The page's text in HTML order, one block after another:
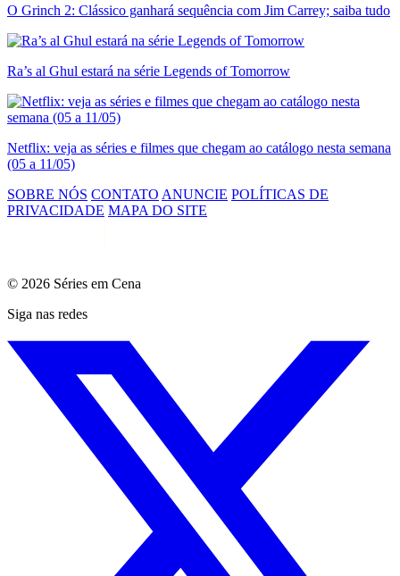
O Grinch 2: Clássico ganhará sequência com Jim Carrey; saiba tudo
Ra’s al Ghul estará na série Legends of Tomorrow
Netflix: veja as séries e filmes que chegam ao catálogo nesta semana
(05 a 11/05)
SOBRE NÓS CONTATO ANUNCIE POLÍTICAS DE
PRIVACIDADE MAPA DO SITE
© 2026 Séries em Cena
Siga nas redes